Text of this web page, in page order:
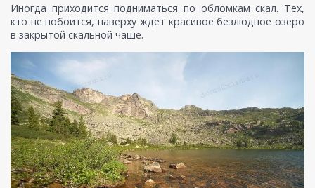
Иногда приходится подниматься по обломкам скал. Тех,
кто не побоится, наверху ждет красивое безлюдное озеро
в закрытой скальной чаше.